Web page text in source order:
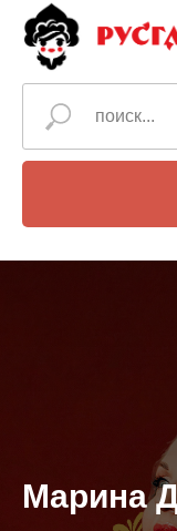
Марина